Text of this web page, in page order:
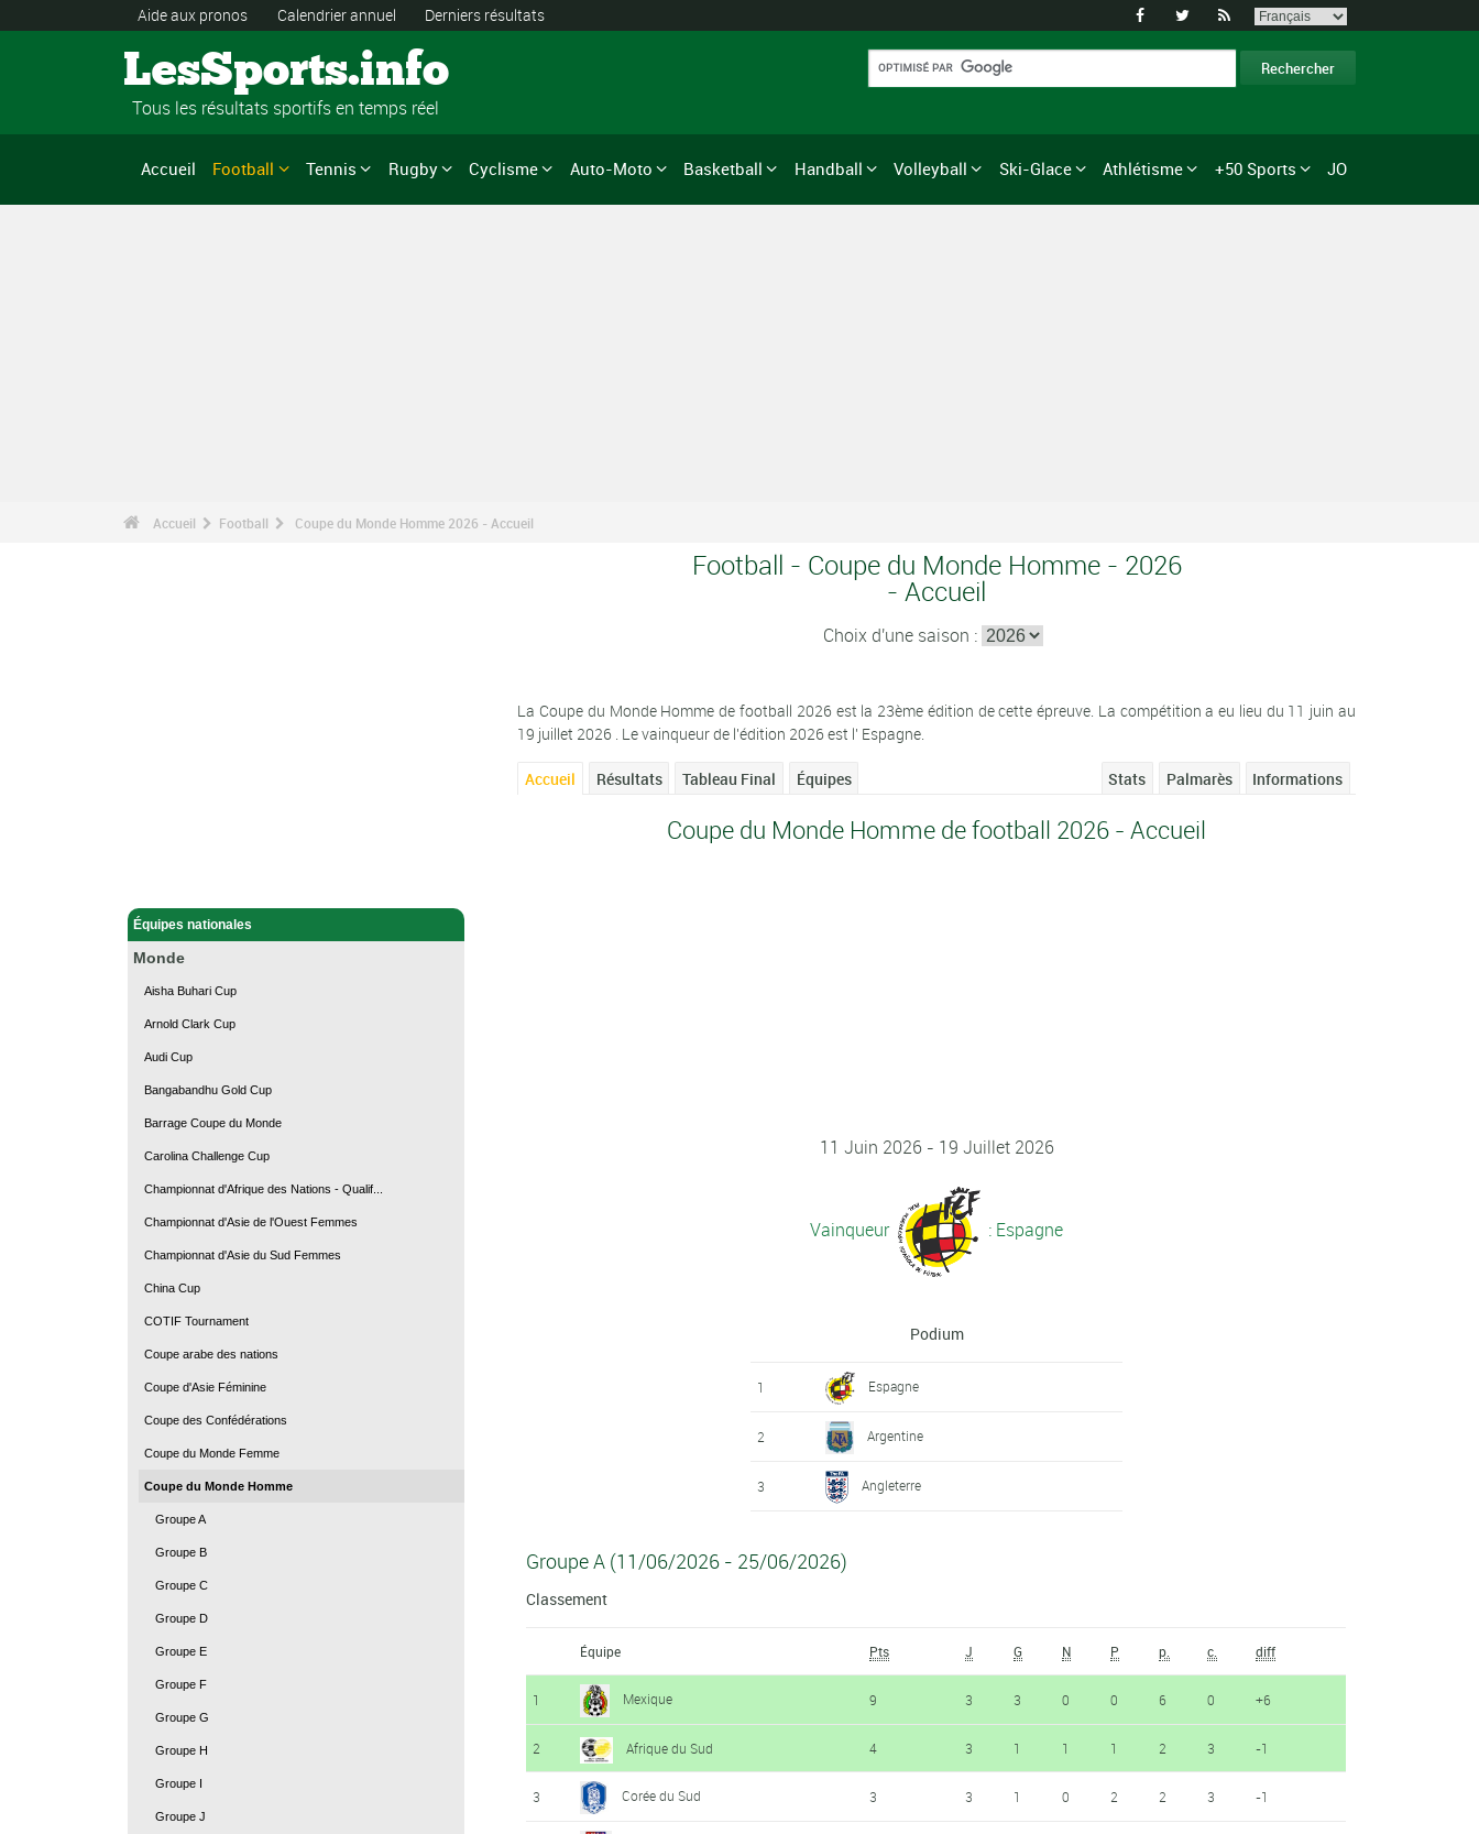
Aide aux pronos Calendrier annuel Derniers résultats   
LesSports.info
Tous les résultats sportifs en temps réel
Accueil Football Tennis Rugby Cyclisme Auto-Moto Basketball Handball Volleyball Ski-Glace Athlétisme +50 Sports JO
Accueil Football Coupe du Monde Homme 2026 - Accueil
Équipes nationales
Monde
Aisha Buhari Cup
Arnold Clark Cup
Audi Cup
Bangabandhu Gold Cup
Barrage Coupe du Monde
Carolina Challenge Cup
Championnat d'Afrique des Nations - Qualif...
Championnat d'Asie de l'Ouest Femmes
Championnat d'Asie du Sud Femmes
China Cup
COTIF Tournament
Coupe arabe des nations
Coupe d'Asie Féminine
Coupe des Confédérations
Coupe du Monde Femme
Coupe du Monde Homme
Groupe A
Groupe B
Groupe C
Groupe D
Groupe E
Groupe F
Groupe G
Groupe H
Groupe I
Groupe J
Football - Coupe du Monde Homme - 2026
- Accueil
Choix d'une saison :
La Coupe du Monde Homme de football 2026 est la 23ème édition de cette épreuve. La compétition a eu lieu du 11 juin au
19 juillet 2026 . Le vainqueur de l'édition 2026 est l' Espagne.
Accueil Résultats Tableau Final Équipes Informations
Palmarès
Stats
Coupe du Monde Homme de football 2026 - Accueil
11 Juin 2026 - 19 Juillet 2026
Vainqueur : Espagne
Podium
1 Espagne
2 Argentine
3 Angleterre
Groupe A (11/06/2026 - 25/06/2026)
Classement
Équipe Pts J G N P p. c. diff
1 Mexique 9 3 3 0 0 6 0 +6
2 Afrique du Sud 4 3 1 1 1 2 3 -1
3 Corée du Sud 3 3 1 0 2 2 3 -1